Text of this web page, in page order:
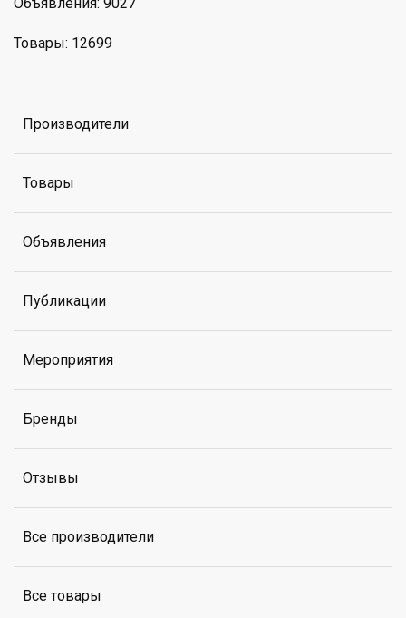
Товары: 12699
Производители
Товары
Объявления
Публикации
Мероприятия
Бренды
Отзывы
Все производители
Все товары